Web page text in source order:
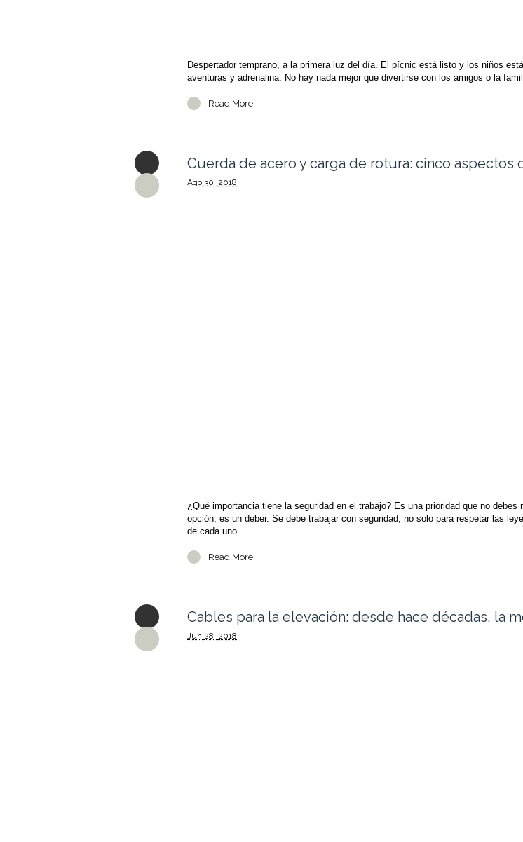
Despertador temprano, a la primera luz del día. El pícnic está listo y los niños
aventuras y adrenalina. No hay nada mejor que divertirse con los amigos o la
Read More
Cuerda de acero y carga de rotura: cinco
Ago 30, 2018
¿Qué importancia tiene la seguridad en el trabajo? Es una prioridad que no
opción, es un deber. Se debe trabajar con seguridad, no solo para respetar las
de cada uno…
Read More
Cables para la elevación: desde hace décadas, la
Jun 28, 2018